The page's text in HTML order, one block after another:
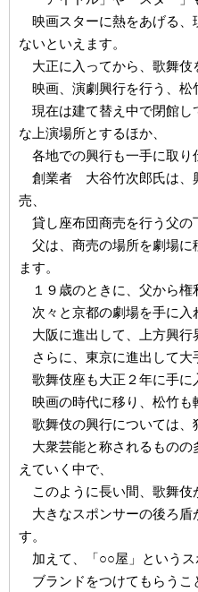
映画スターに熱をあげる、
ないといえます。
大正に入ってから、歌舞伎
映画、演劇興行を行う、松
現在は建て替え中で閉館し
な上演場所とするほか、
各地での興行も一手に取り
創業者 大谷竹次郎氏は、
売、
貸し座布団商売を行う父の
父は、商売の場所を劇場に
ます。
１９歳のときに、父から権
次々と京都の劇場を手に入
大阪に進出して、上方興行
さらに、東京に進出して大
歌舞伎座も大正２年に手に
映画の時代に移り、松竹も
歌舞伎の興行については、
大衆芸能と称されるものの
えていく中で、
このように長い間、歌舞伎
大きなスポンサーの後ろ盾
す。
加えて、「○○屋」というス
ブランドをつけてもらうこ